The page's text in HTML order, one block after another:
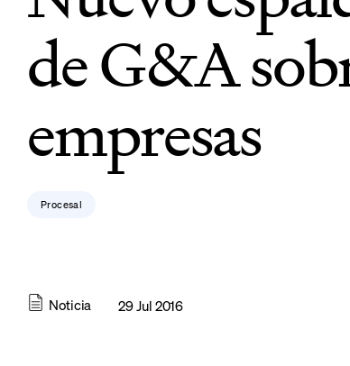
de G&A
empresas
Procesal
Noticia 29 Jul 2016